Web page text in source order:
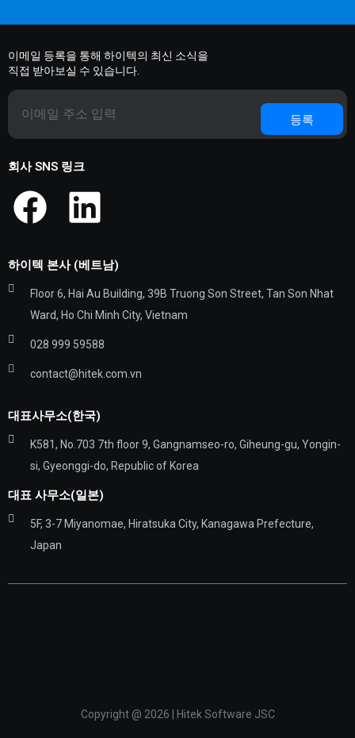
하이텍 본사 (베트남)
Floor 6, Hai Au Building, 39B Truong Son Street, Tan Son Nhat
Ward, Ho Chi Minh City, Vietnam
028 999 59588
contact@hitek.com.vn
대표사무소(한국)
K581, No.703 7th floor 9, Gangnamseo-ro, Giheung-gu, Yongin-
si, Gyeonggi-do, Republic of Korea
대표 사무소(일본)
5F, 3-7 Miyanomae, Hiratsuka City, Kanagawa Prefecture,
Japan
이메일 등록을 통해 하이텍의 최신 소식을
직접 받아보실 수 있습니다.
등록
회사 SNS 링크
Copyright @ 2026 | Hitek Software JSC